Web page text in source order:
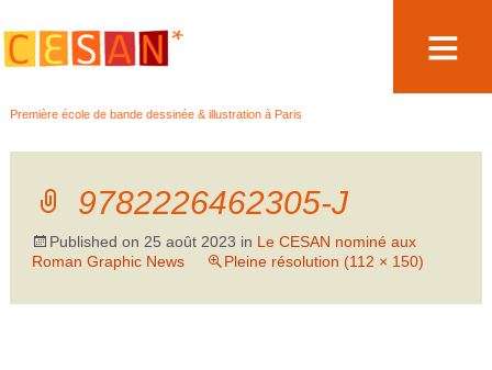
Première école de bande dessinée & illustration à Paris
au
9782226462305-J
Published on 25 août 2023 in Le CESAN nominé aux
Roman Graphic News
Pleine résolution (112 × 150)